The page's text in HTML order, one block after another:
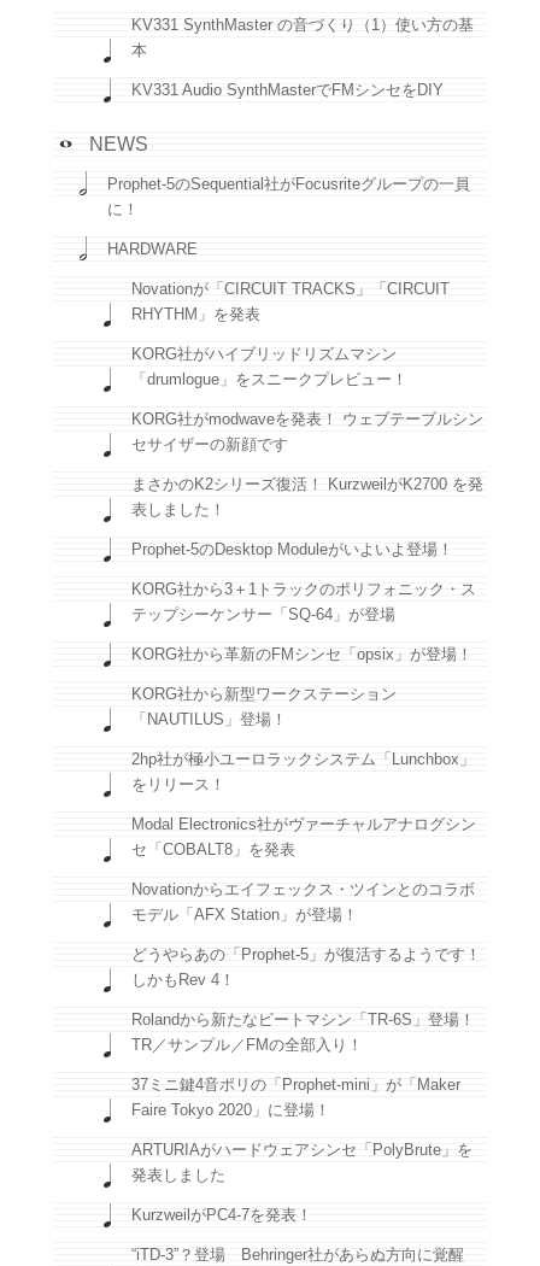
KV331 SynthMaster の音づくり（1）使い方の基
本
KV331 Audio SynthMasterでFMシンセをDIY
NEWS
Prophet-5のSequential社がFocusriteグループの一員
に！
HARDWARE
Novationが「CIRCUIT TRACKS」「CIRCUIT
RHYTHM」を発表
KORG社がハイブリッドリズムマシン
「drumlogue」をスニークプレビュー！
KORG社がmodwaveを発表！ ウェブテーブルシン
セサイザーの新顔です
まさかのK2シリーズ復活！ KurzweilがK2700 を発
表しました！
Prophet-5のDesktop Moduleがいよいよ登場！
KORG社から3＋1トラックのポリフォニック・ス
テップシーケンサー「SQ-64」が登場
KORG社から革新のFMシンセ「opsix」が登場！
KORG社から新型ワークステーション
「NAUTILUS」登場！
2hp社が極小ユーロラックシステム「Lunchbox」
をリリース！
Modal Electronics社がヴァーチャルアナログシン
セ「COBALT8」を発表
Novationからエイフェックス・ツインとのコラボ
モデル「AFX Station」が登場！
どうやらあの「Prophet-5」が復活するようです！
しかもRev 4！
Rolandから新たなビートマシン「TR-6S」登場！
TR／サンプル／FMの全部入り！
37ミニ鍵4音ポリの「Prophet-mini」が「Maker
Faire Tokyo 2020」に登場！
ARTURIAがハードウェアシンセ「PolyBrute」を
発表しました
KurzweilがPC4-7を発表！
“iTD-3”？登場 Behringer社があらぬ方向に覚醒